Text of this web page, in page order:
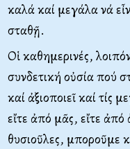
καλά καί μεγάλα νά
σταθῇ.
Οἱ καθημερινές,
συνδετική οὐσία πού
καί ἀξιοποιεῖ καί τίς
εἴτε ἀπό μᾶς, εἴτε ἀπό
θυσιοῦλες, μποροῦμε